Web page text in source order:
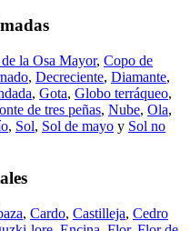
la Osa Mayor, Copo de
, Decreciente, Diamante,
, Gota, Globo terráqueo,
de tres peñas, Nube, Ola,
, Sol, Sol de mayo y Sol no
, Cardo, Castilleja, Cedro